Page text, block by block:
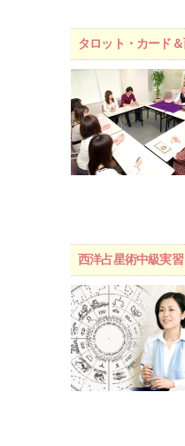
タロット・カード
西洋占星術中級実